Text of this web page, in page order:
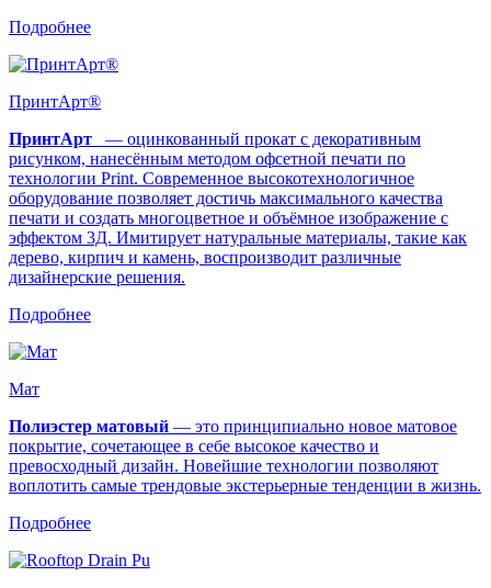
Подробнее
ПринтАрт®
ПринтАрт
— оцинкованный прокат с декоративным
рисунком, нанесённым методом офсетной печати по
технологии Print. Современное высокотехнологичное
оборудование позволяет достичь максимального качества
печати и создать многоцветное и объёмное изображение с
эффектом 3Д. Имитирует натуральные материалы, такие как
дерево, кирпич и камень, воспроизводит различные
дизайнерские решения.
Подробнее
Мат
Полиэстер матовый — это принципиально новое матовое
покрытие, сочетающее в себе высокое качество и
превосходный дизайн. Новейшие технологии позволяют
воплотить самые трендовые экстерьерные тенденции в жизнь.
Подробнее